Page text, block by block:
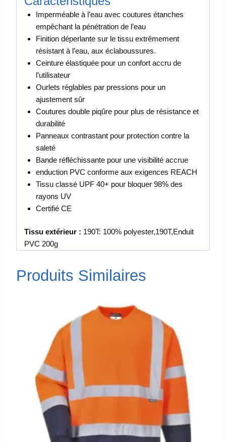
Imperméable à l’eau avec coutures étanches
empêchant la pénétration de l’eau
Finition déperlante sur le tissu extrêmement
résistant à l’eau, aux éclaboussures.
Ceinture élastiquée pour un confort accru de
l’utilisateur
Ourlets réglables par pressions pour un
ajustement sûr
Coutures double piqûre pour plus de résistance et
durabilité
Panneaux contrastant pour protection contre la
saleté
Bande réfléchissante pour une visibilité accrue
enduction PVC conforme aux exigences REACH
Tissu classé UPF 40+ pour bloquer 98% des
rayons UV
Certifié CE
Tissu extérieur : 190T: 100% polyester,190T,Enduit
PVC 200g
Produits Similaires